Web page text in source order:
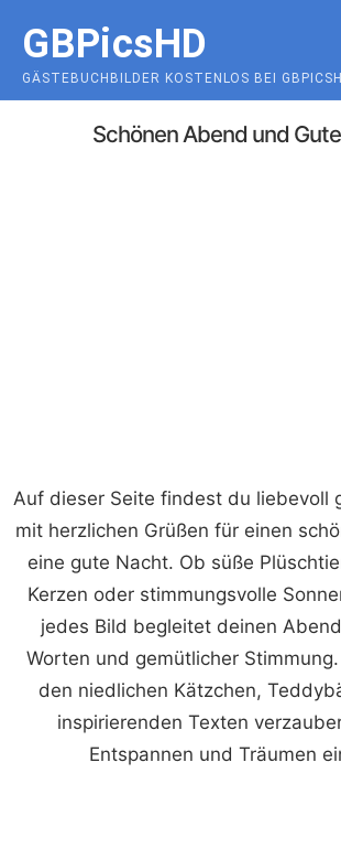
content
GBPicsHD
GÄSTEBUCHBILDER KOSTENLOS BEI
Schönen Abend und
Auf dieser Seite findest du liebevoll
mit herzlichen Grüßen für einen
eine gute Nacht. Ob süße
Kerzen oder stimmungsvolle
jedes Bild begleitet deinen
Worten und gemütlicher
den niedlichen Kätzchen,
inspirierenden Texten
Entspannen und Träumen